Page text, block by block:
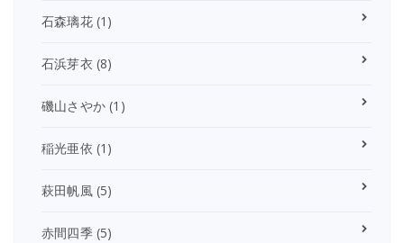
石森璃花(1)
石浜芽衣 (8)
磯山さやか (1)
稲光亜依 (1)
萩田帆風(5)
赤間四季(5)